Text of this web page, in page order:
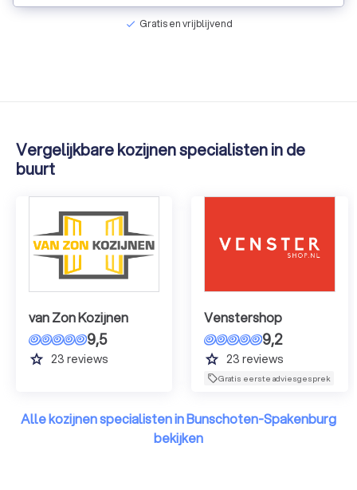
check Gratis en vrijblijvend
Vergelijkbare kozijnen specialisten in de
buurt
van Zon Kozijnen
9,5
grade 23 reviews
Venstershop
9,2
grade 23 reviews
Gratis eerste adviesgesprek
Alle kozijnen specialisten in Bunschoten-Spakenburg
bekijken